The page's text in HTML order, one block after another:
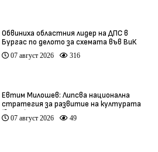
Обвиниха областния лидер на ДПС в
Бургас по делото за схемата във ВиК
07 август 2026 316
Евтим Милошев: Липсва национална
стратегия за развитие на културата
(видео)
07 август 2026 49